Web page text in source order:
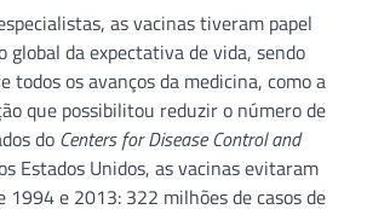
as vacinas tiveram papel
global da expectativa de vida, sendo
todos os avanços da medicina, como a
que possibilitou reduzir o número de
do Centers for Disease Control and
Estados Unidos, as vacinas evitaram
1994 e 2013: 322 milhões de casos de